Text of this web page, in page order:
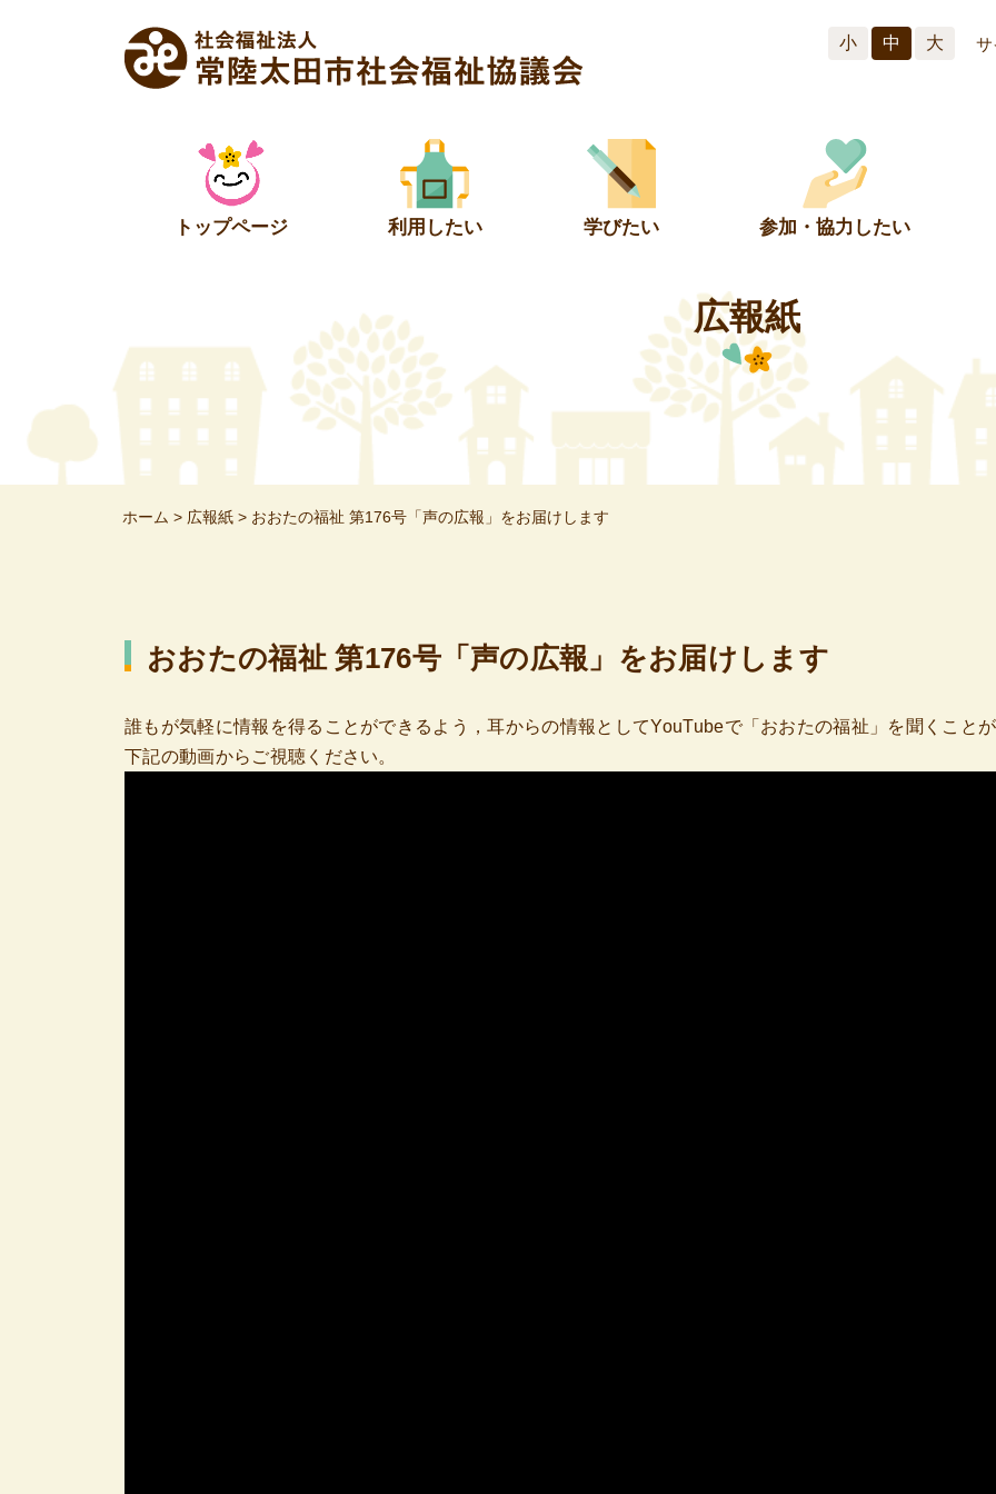
小 中 大
トップページ 利用したい 学びたい 参加・協力したい
広報紙
ホーム > 広報紙 > おおたの福祉 第176号「声の広報」をお届けします
おおたの福祉 第176号「声の広報」をお届けします
誰もが気軽に情報を得ることができるよう，耳からの情報としてYouTubeで「おおたの福祉」を聞くことが
下記の動画からご視聴ください。